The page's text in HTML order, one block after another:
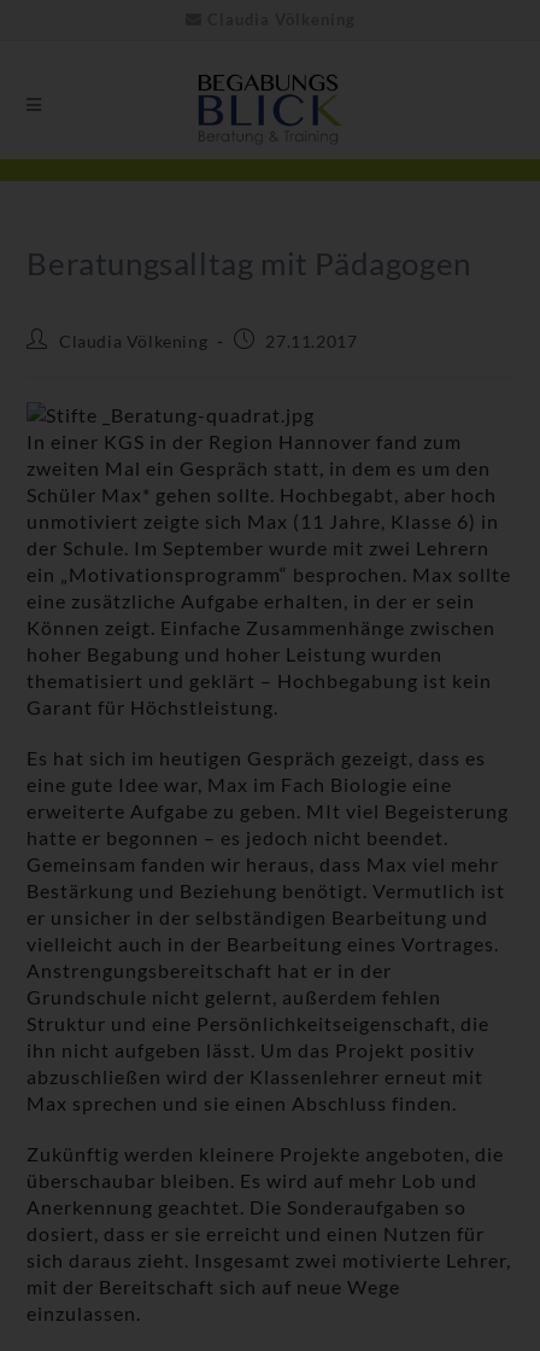
Beratungsalltag mit Pädagogen
Claudia Völkening 27.11.2017
In einer KGS in der Region Hannover fand zum
zweiten Mal ein Gespräch statt, in dem es um den
Schüler Max* gehen sollte. Hochbegabt, aber hoch
unmotiviert zeigte sich Max (11 Jahre, Klasse 6) in
der Schule. Im September wurde mit zwei Lehrern
ein „Motivationsprogramm“ besprochen. Max sollte
eine zusätzliche Aufgabe erhalten, in der er sein
Können zeigt. Einfache Zusammenhänge zwischen
hoher Begabung und hoher Leistung wurden
thematisiert und geklärt – Hochbegabung ist kein
Garant für Höchstleistung.
Es hat sich im heutigen Gespräch gezeigt, dass es
eine gute Idee war, Max im Fach Biologie eine
erweiterte Aufgabe zu geben. MIt viel Begeisterung
hatte er begonnen – es jedoch nicht beendet.
Gemeinsam fanden wir heraus, dass Max viel mehr
Bestärkung und Beziehung benötigt. Vermutlich ist
er unsicher in der selbständigen Bearbeitung und
vielleicht auch in der Bearbeitung eines Vortrages.
Anstrengungsbereitschaft hat er in der
Grundschule nicht gelernt, außerdem fehlen
Struktur und eine Persönlichkeitseigenschaft, die
ihn nicht aufgeben lässt. Um das Projekt positiv
abzuschließen wird der Klassenlehrer erneut mit
Max sprechen und sie einen Abschluss finden.
Zukünftig werden kleinere Projekte angeboten, die
überschaubar bleiben. Es wird auf mehr Lob und
Anerkennung geachtet. Die Sonderaufgaben so
dosiert, dass er sie erreicht und einen Nutzen für
sich daraus zieht. Insgesamt zwei motivierte Lehrer,
mit der Bereitschaft sich auf neue Wege
einzulassen.